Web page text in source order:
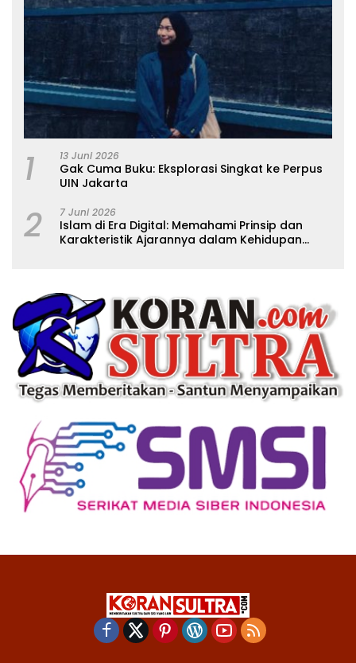
1 13 Juni 2026
Gak Cuma Buku: Eksplorasi Singkat ke Perpus
UIN Jakarta
2 7 Juni 2026
Islam di Era Digital: Memahami Prinsip dan
Karakteristik Ajarannya dalam Kehidupan